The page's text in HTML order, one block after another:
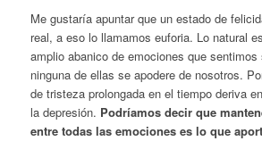
Me gustaría apuntar que un estado de
real, a eso lo llamamos euforia. Lo natural
amplio abanico de emociones que sentimos
ninguna de ellas se apodere de nosotros.
de tristeza prolongada en el tiempo deriva
la depresión. Podríamos decir que
entre todas las emociones es lo que